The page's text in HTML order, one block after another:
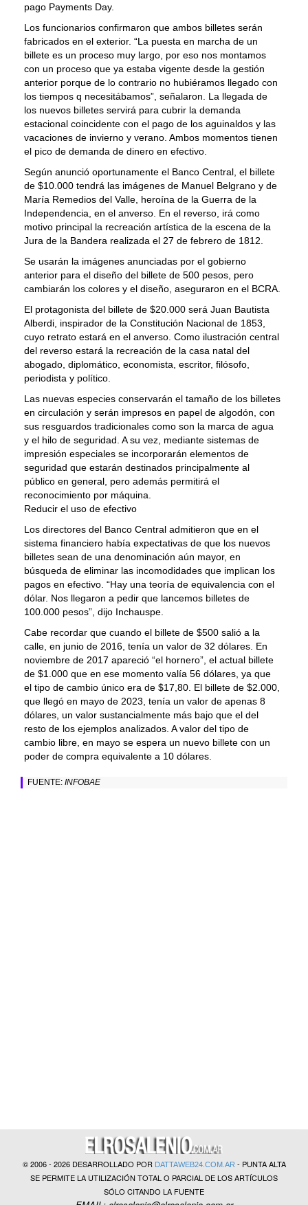
pago Payments Day.
Los funcionarios confirmaron que ambos billetes serán
fabricados en el exterior. “La puesta en marcha de un
billete es un proceso muy largo, por eso nos montamos
con un proceso que ya estaba vigente desde la gestión
anterior porque de lo contrario no hubiéramos llegado con
los tiempos q necesitábamos”, señalaron. La llegada de
los nuevos billetes servirá para cubrir la demanda
estacional coincidente con el pago de los aguinaldos y las
vacaciones de invierno y verano. Ambos momentos tienen
el pico de demanda de dinero en efectivo.
Según anunció oportunamente el Banco Central, el billete
de $10.000 tendrá las imágenes de Manuel Belgrano y de
María Remedios del Valle, heroína de la Guerra de la
Independencia, en el anverso. En el reverso, irá como
motivo principal la recreación artística de la escena de la
Jura de la Bandera realizada el 27 de febrero de 1812.
Se usarán la imágenes anunciadas por el gobierno
anterior para el diseño del billete de 500 pesos, pero
cambiarán los colores y el diseño, aseguraron en el BCRA.
El protagonista del billete de $20.000 será Juan Bautista
Alberdi, inspirador de la Constitución Nacional de 1853,
cuyo retrato estará en el anverso. Como ilustración central
del reverso estará la recreación de la casa natal del
abogado, diplomático, economista, escritor, filósofo,
periodista y político.
Las nuevas especies conservarán el tamaño de los billetes
en circulación y serán impresos en papel de algodón, con
sus resguardos tradicionales como son la marca de agua
y el hilo de seguridad. A su vez, mediante sistemas de
impresión especiales se incorporarán elementos de
seguridad que estarán destinados principalmente al
público en general, pero además permitirá el
reconocimiento por máquina.
Reducir el uso de efectivo
Los directores del Banco Central admitieron que en el
sistema financiero había expectativas de que los nuevos
billetes sean de una denominación aún mayor, en
búsqueda de eliminar las incomodidades que implican los
pagos en efectivo. “Hay una teoría de equivalencia con el
dólar. Nos llegaron a pedir que lancemos billetes de
100.000 pesos”, dijo Inchauspe.
Cabe recordar que cuando el billete de $500 salió a la
calle, en junio de 2016, tenía un valor de 32 dólares. En
noviembre de 2017 apareció “el hornero”, el actual billete
de $1.000 que en ese momento valía 56 dólares, ya que
el tipo de cambio único era de $17,80. El billete de $2.000,
que llegó en mayo de 2023, tenía un valor de apenas 8
dólares, un valor sustancialmente más bajo que el del
resto de los ejemplos analizados. A valor del tipo de
cambio libre, en mayo se espera un nuevo billete con un
poder de compra equivalente a 10 dólares.
FUENTE: INFOBAE
© 2006 - 2026 DESARROLLADO POR DATTAWEB24.COM.AR- PUNTA ALTA
SE PERMITE LA UTILIZACIÓN TOTAL O PARCIAL DE LOS ARTÍCULOS
SÓLO CITANDO LA FUENTE